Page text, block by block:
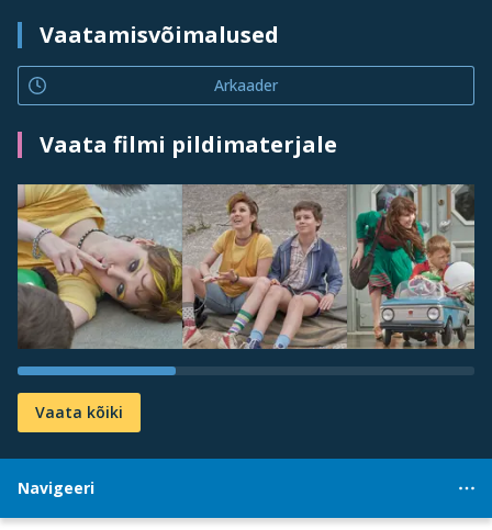
Vaatamisvõimalused
Arkaader
Vaata filmi pildimaterjale
Vaata kõiki
Navigeeri